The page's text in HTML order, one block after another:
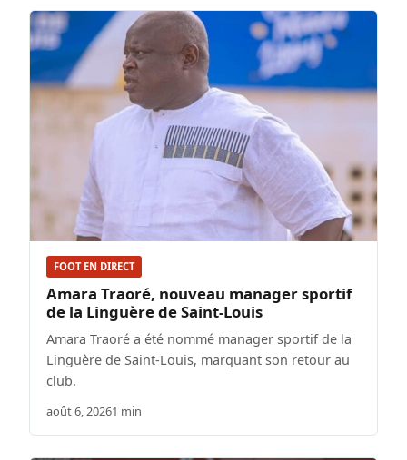
FOOT EN DIRECT
Amara Traoré, nouveau manager sportif
de la Linguère de Saint-Louis
Amara Traoré a été nommé manager sportif de la
Linguère de Saint-Louis, marquant son retour au
club.
août 6, 20261 min